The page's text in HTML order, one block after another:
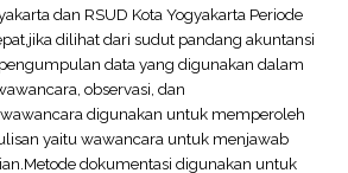
dan RSUD Kota Yogyakarta Periode
dilihat dari sudut pandang akuntansi
data yang digunakan dalam
observasi, dan
digunakan untuk memperoleh
yaitu wawancara untuk menjawab
dokumentasi digunakan untuk